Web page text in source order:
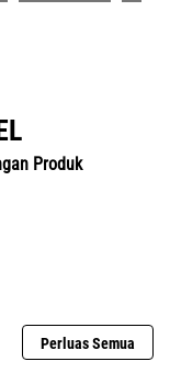
Produk
Perluas Semua